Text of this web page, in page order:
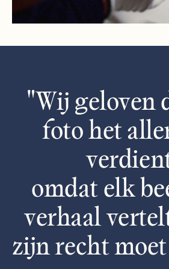
"Wij geloven
foto het
omdat elk
verhaal
zijn recht